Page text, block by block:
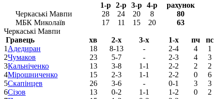
1-р 2-р 3-р 4-р
рахунок
Черкаські Мавпи
28 24 20 8
80
МБК Миколаїв
17 11 15 20
63
Черкаські Мавпи
Гравець
хв 2-х 3-х 1-х пч
пс
1 Адедиран 18 8-13 - 2-4 4
1
2Чумаков 23 5-7 - 2-3 4
3
3Кальніченко 13 3-8 1-1 2-2 2
2
4Мірошниченко 15 2-3 1-1 2-2 0
6
5Скапінцев 26 3-6 - 0-1 3
3
6Сізов 13 0-2 1-1 1-2 0
2